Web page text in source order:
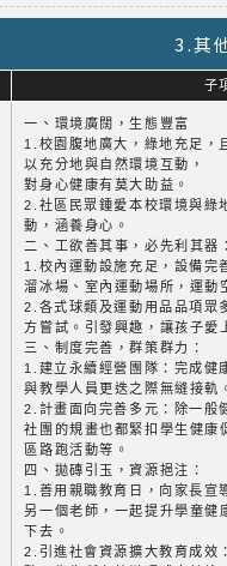
3.其
子
一、環境廣闊，生態豐富
1.校園腹地廣大，綠地充足，
以充分地與自然環境互動，
對身心健康有莫大助益。
2.社區民眾鍾愛本校環境與綠
動，涵養身心。
二、工欲善其事，必先利其器
1.校內運動設施充足，設備完
溜冰場、室內運動場所，運動
2.各式球類及運動用品品項眾
方嘗試。引發興趣，讓孩子愛
三、制度完善，群策群力：
1.建立永續經營團隊：完成健
與教學人員更迭之際無縫接軌
2.計畫面向完善多元：除一般
社團的規畫也都緊扣學生健康
區路跑活動等。
四、拋磚引玉，資源挹注：
1.善用親職教育日，向家長宣
另一個老師，一起提升學童健
下去。
2.引進社會資源擴大教育成效